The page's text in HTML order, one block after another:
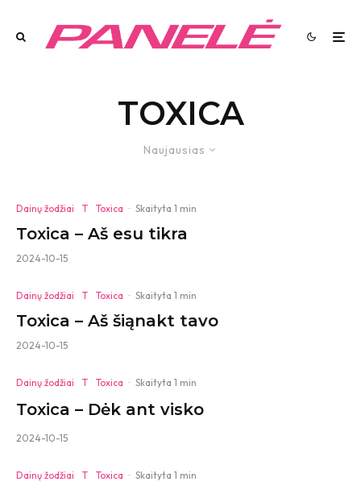
TOXICA
Naujausias
Dainų žodžiai T Toxica · Skaityta 1 min
Toxica – Aš esu tikra
2024-10-15
Dainų žodžiai T Toxica · Skaityta 1 min
Toxica – Aš šiąnakt tavo
2024-10-15
Dainų žodžiai T Toxica · Skaityta 1 min
Toxica – Dėk ant visko
2024-10-15
Dainų žodžiai T Toxica · Skaityta 1 min